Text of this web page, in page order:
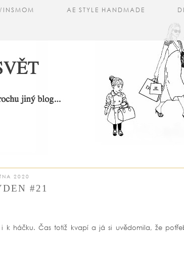
AE STYLE HANDMADE
2020
#21
k háčku. Čas totiž kvapí a já si uvědomila, že